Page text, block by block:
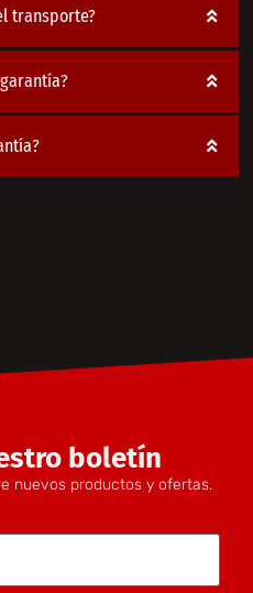
transporte?
boletín
nuevos productos y ofertas.